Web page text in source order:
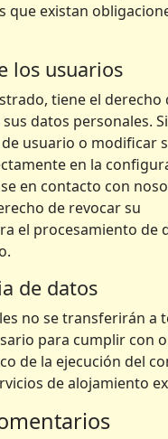
que existan
los usuarios
tiene el derecho
datos personales.
usuario o modificar
en la
en contacto con
de revocar su
el procesamiento de
de datos
no se transferirán a
para cumplir con
de la ejecución del
de alojamiento